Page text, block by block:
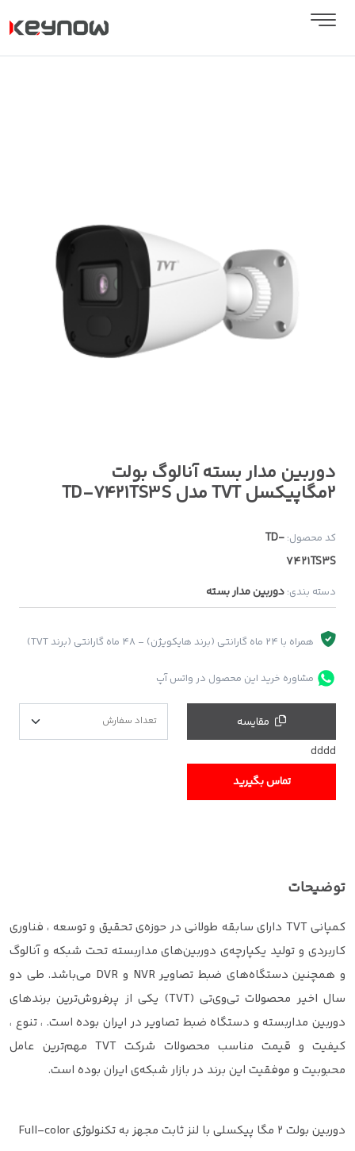
دوربین مدار بسته آنالوگ بولت
2مگاپیکسل TVT مدل TD-7421TS3S
دسته بندی: دوربین مدار بسته
کد محصول: TD-
7421TS3S
همراه با 24 ماه گارانتی (برند هایکویژن) - 48 ماه گارانتی (برند TVT)
مشاوره خرید این محصول در واتس آپ
مقایسه
dddd
تماس بگیرید
توضیحات
کمپانی TVT دارای سابقه طولانی در حوزه‌ی تحقیق و توسعه ، فناوری
کاربردی و تولید یکپارچه‌ی دوربین‌های مداربسته تحت شبکه و آنالوگ
و همچنین دستگاه‌های ضبط تصاویر NVR و DVR می‌باشد. طی دو
سال اخیر محصولات تی‌وی‌تی (TVT) یکی از پرفروش‌ترین برندهای
دوربین مداربسته و دستگاه ضبط تصاویر در ایران بوده است. ، تنوع ،
کیفیت و قیمت مناسب محصولات شرکت TVT مهم‌ترین عامل
محبوبیت و موفقیت این برند در بازار شبکه‌ی ایران بوده است.
دوربین بولت 2 مگا پیکسلی با لنز ثابت مجهز به تکنولوژی Full-color